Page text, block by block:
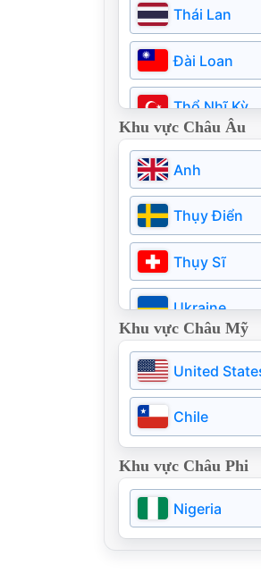
Thái Lan
Đài Loan
Thổ Nhĩ Kỳ
Pakistan
Khu vực Châu Âu
Anh
Thụy Điển
Thụy Sĩ
Ukraine
Estonia
Na uy
Hungary
Moldova
Khu vực Châu Mỹ
United
Chile
Khu vực Châu Phi
Nigeria